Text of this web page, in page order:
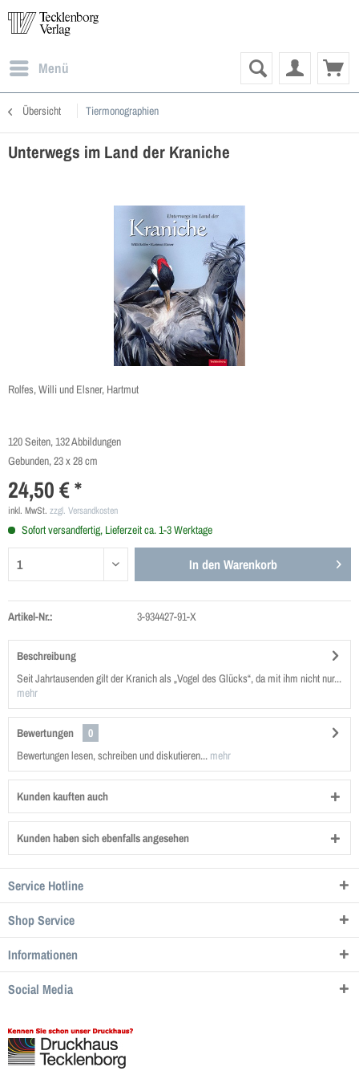
Menü
Übersicht Tiermonographien
Unterwegs im Land der Kraniche
Rolfes, Willi und Elsner, Hartmut
120 Seiten, 132 Abbildungen
Gebunden, 23 x 28 cm
24,50 € *
inkl. MwSt. zzgl. Versandkosten
Sofort versandfertig, Lieferzeit ca. 1-3 Werktage
In den Warenkorb
Artikel-Nr.: 3-934427-91-X
Beschreibung
Seit Jahrtausenden gilt der Kranich als „Vogel des Glücks“, da mit ihm nicht nur...
mehr
Bewertungen
0
Bewertungen lesen, schreiben und diskutieren... mehr
Kunden kauften auch
Kunden haben sich ebenfalls angesehen
Service Hotline
Shop Service
Informationen
Social Media